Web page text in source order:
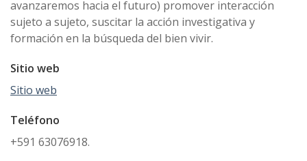
avanzaremos hacia el futuro) promover interacción
sujeto a sujeto, suscitar la acción investigativa y
formación en la búsqueda del bien vivir.
Sitio web
Sitio web
Teléfono
+591 63076918.